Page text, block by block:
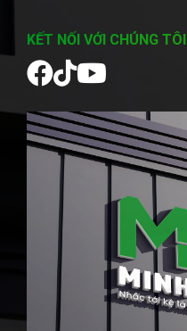
KẾT NỐI VỚI CHÚNG TÔI